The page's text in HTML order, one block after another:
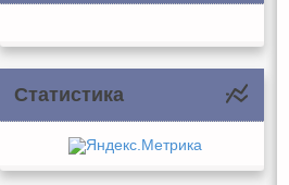
Статистика